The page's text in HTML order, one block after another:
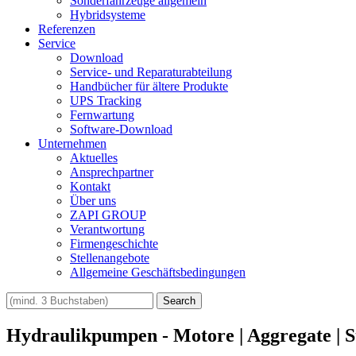
Hybridsysteme
Referenzen
Service
Download
Service- und Reparaturabteilung
Handbücher für ältere Produkte
UPS Tracking
Fernwartung
Software-Download
Unternehmen
Aktuelles
Ansprechpartner
Kontakt
Über uns
ZAPI GROUP
Verantwortung
Firmengeschichte
Stellenangebote
Allgemeine Geschäftsbedingungen
Hydraulikpumpen - Motore | Aggregate |